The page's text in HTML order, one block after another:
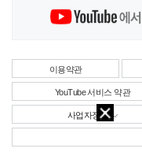
이용약관
YouTube 서비스 약관
사업자정보